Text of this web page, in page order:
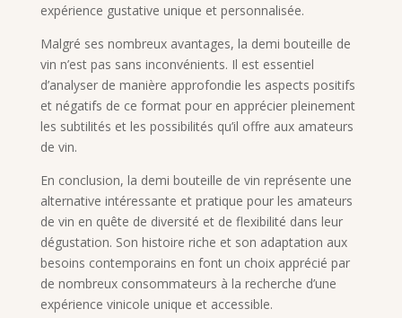
expérience gustative unique et personnalisée.
Malgré ses nombreux avantages, la demi bouteille de
vin n’est pas sans inconvénients. Il est essentiel
d’analyser de manière approfondie les aspects positifs
et négatifs de ce format pour en apprécier pleinement
les subtilités et les possibilités qu’il offre aux amateurs
de vin.
En conclusion, la demi bouteille de vin représente une
alternative intéressante et pratique pour les amateurs
de vin en quête de diversité et de flexibilité dans leur
dégustation. Son histoire riche et son adaptation aux
besoins contemporains en font un choix apprécié par
de nombreux consommateurs à la recherche d’une
expérience vinicole unique et accessible.